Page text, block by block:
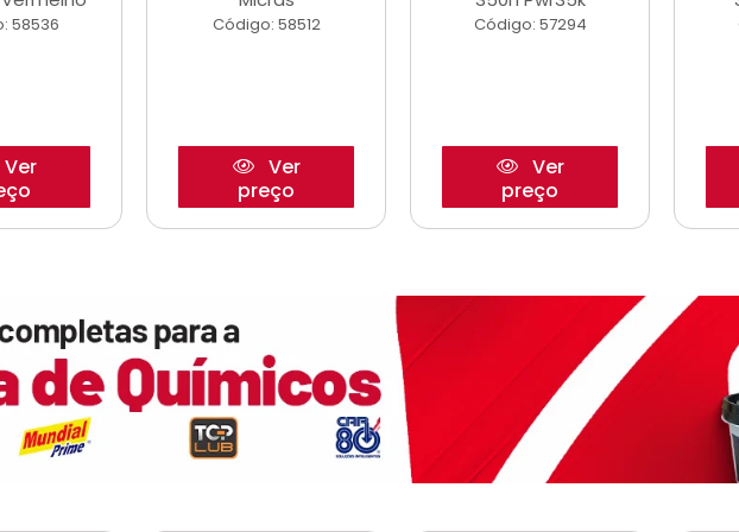
58536
Ver
Código: 58512
Ver
preço
Código: 57294
Ver
preço